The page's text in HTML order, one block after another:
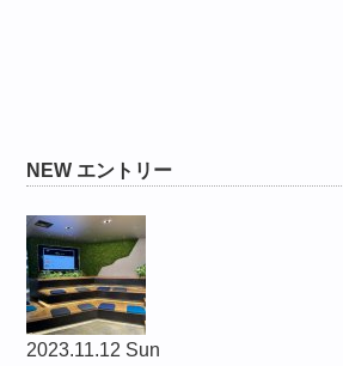
NEW エントリー
2023.11.12 Sun